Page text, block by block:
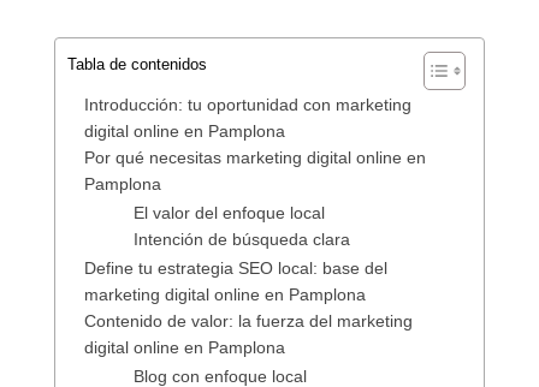
Tabla de contenidos
Introducción: tu oportunidad con marketing
digital online en Pamplona
Por qué necesitas marketing digital online en
Pamplona
El valor del enfoque local
Intención de búsqueda clara
Define tu estrategia SEO local: base del
marketing digital online en Pamplona
Contenido de valor: la fuerza del marketing
digital online en Pamplona
Blog con enfoque local